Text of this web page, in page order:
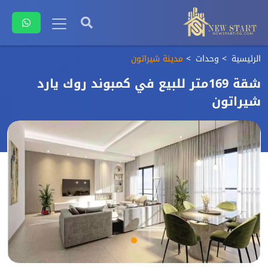
الرئيسية وحدات مدينة شيراتون
شقة 169متر للبيع في كمبوند روك يارد
شيراتون